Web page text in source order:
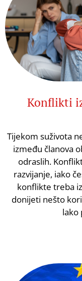
Konflikti
Tijekom suživota
između članova
odraslih.
razvijanje, iako
konflikte treba
donijeti nešto
lako